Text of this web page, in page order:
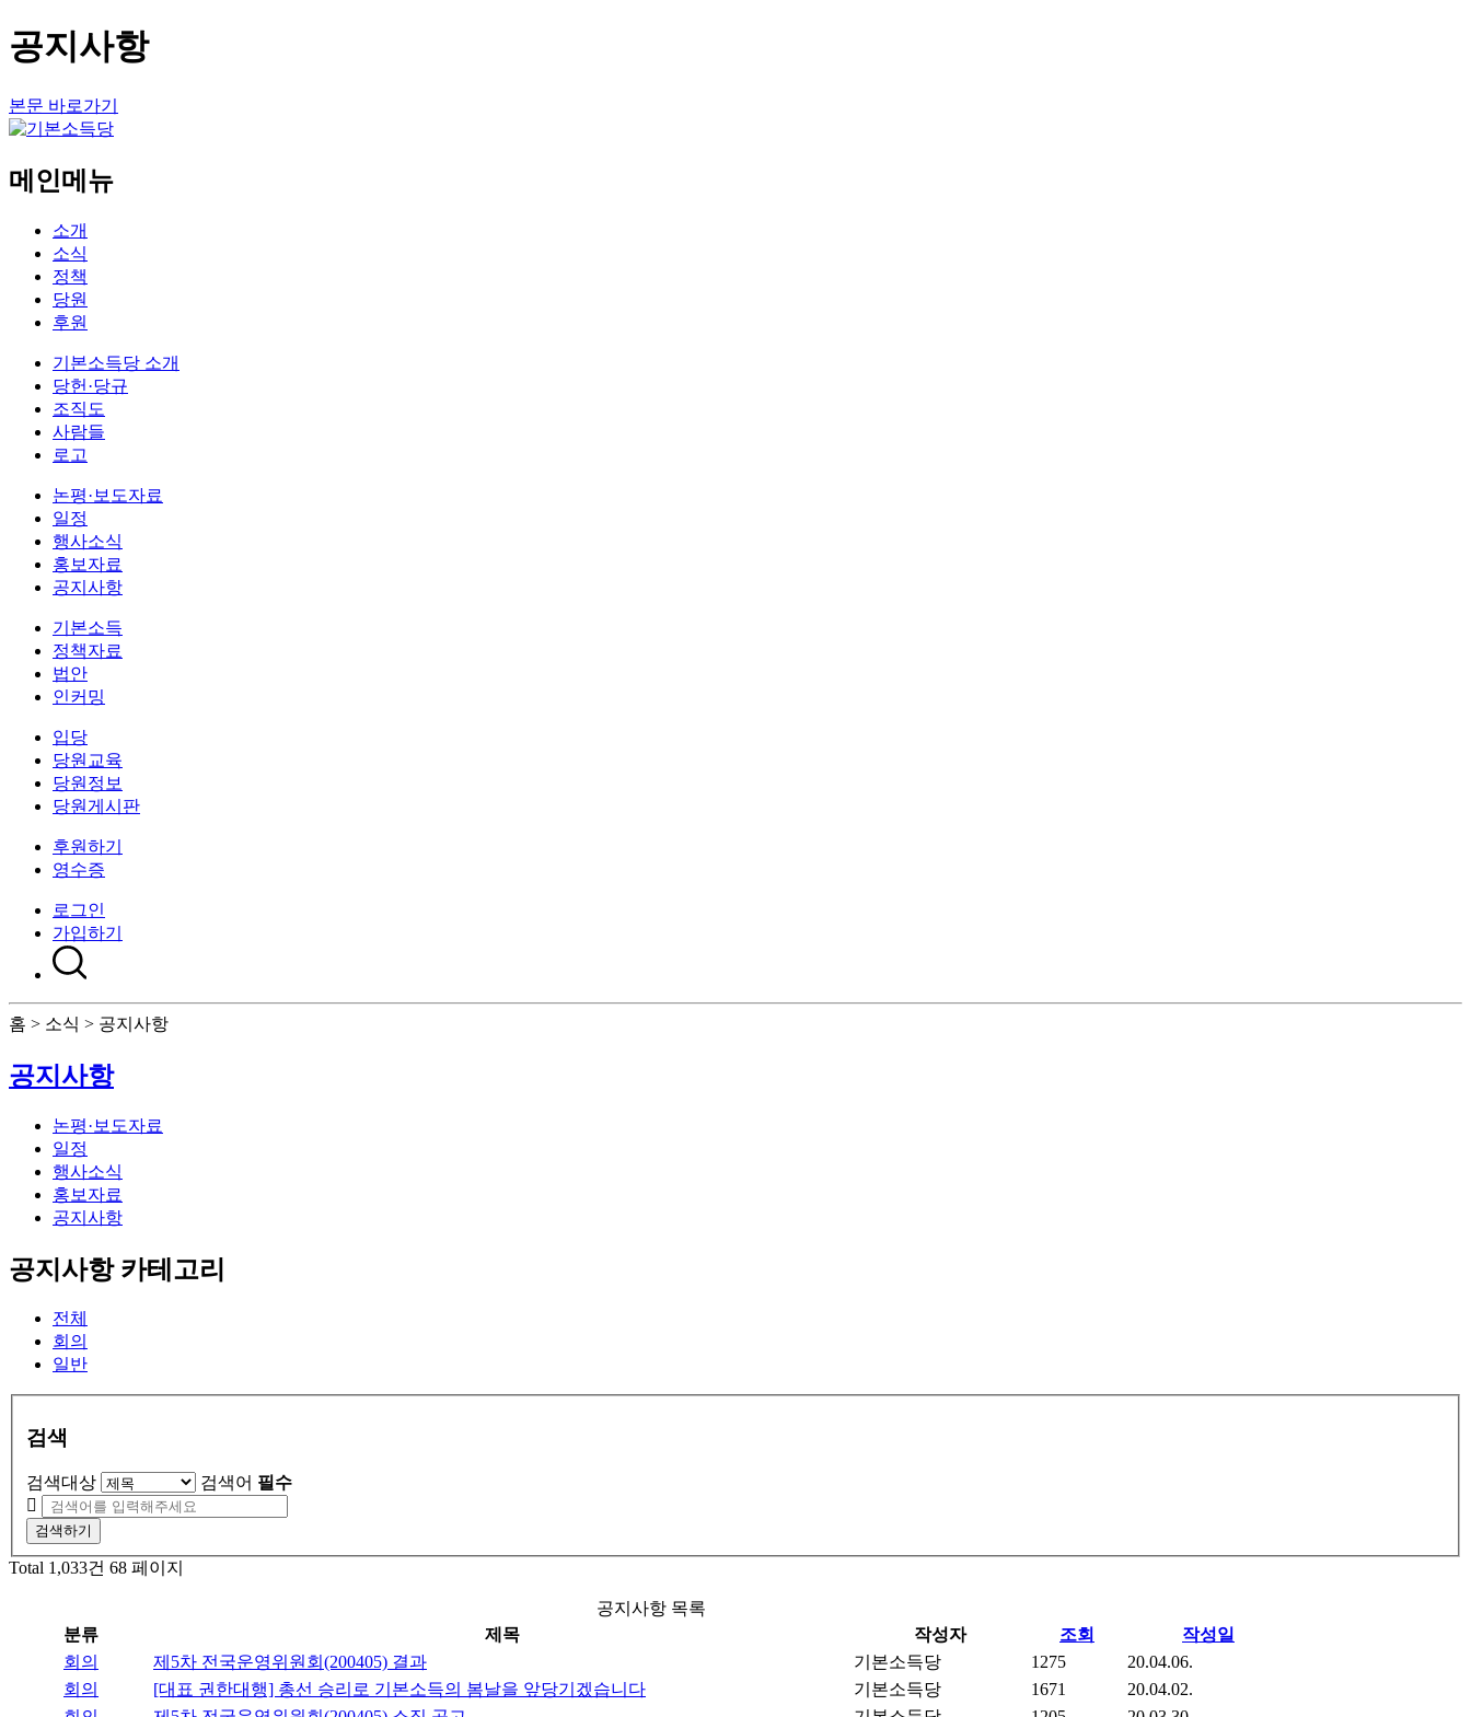
공지사항
본문 바로가기
메인메뉴
소개
소식
정책
당원
후원
기본소득당 소개
당헌·당규
조직도
사람들
로고
논평·보도자료
일정
행사소식
홍보자료
공지사항
기본소득
정책자료
법안
인커밍
입당
당원교육
당원정보
당원게시판
후원하기
영수증
로그인
가입하기
홈 > 소식 > 공지사항
공지사항
논평·보도자료
일정
행사소식
홍보자료
공지사항
공지사항 카테고리
전체
회의
일반
검색
검색대상 검색어 필수
검색하기
Total 1,033건 68 페이지
공지사항 목록
분류
제목 작성자 조회
작성일
회의
제5차 전국운영위원회(200405) 결과 기본소득당 1275
20.04.06.
회의
[대표 권한대행] 총선 승리로 기본소득의 봄날을 앞당기겠습니다 기본소득당 1671
20.04.02.